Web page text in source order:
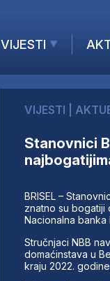
VIJESTI
AKTUELNO
KOMPANIJE
FINANSIJE
IZ STRANIH
VIJESTI
Stanovnici
BRISEL –
znatno su bogatiji
Nacionalna banka
Stručnjaci NBB
domaćinstava u
kraju 2022.